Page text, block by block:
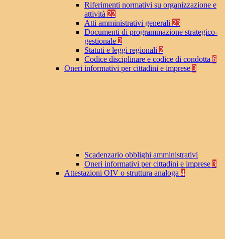
Riferimenti normativi su organizzazione e
attività 22
Atti amministrativi generali 23
Documenti di programmazione strategico-
gestionale 2
Statuti e leggi regionali 2
Codice disciplinare e codice di condotta 6
Oneri informativi per cittadini e imprese 3
Scadenzario obblighi amministrativi
Oneri informativi per cittadini e imprese 3
Attestazioni OIV o struttura analoga 4